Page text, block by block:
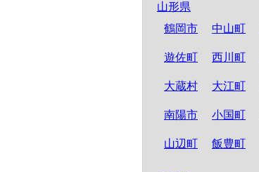
山形県
鶴岡市
中山町
遊佐町 西川町
大蔵村 大江町
南陽市 小国町
山辺町 飯豊町